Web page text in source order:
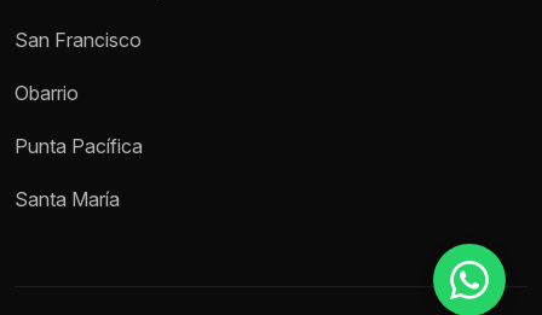
San Francisco
Obarrio
Punta Pacífica
Santa María